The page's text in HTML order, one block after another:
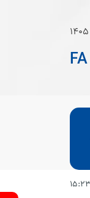
FA